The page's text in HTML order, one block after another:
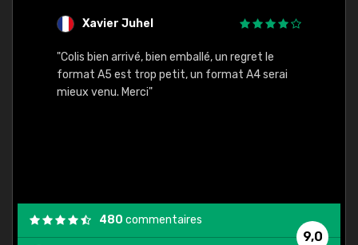
Xavier Juhel
"Colis bien arrivé, bien emballé, un regret le
format A5 est trop petit, un format A4 serai
mieux venu. Merci"
9,0
480 commentaires